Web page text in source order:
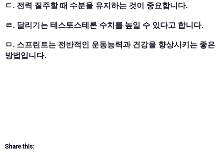
ㄷ. 전력 질주할 때 수분을 유지하는 것이 중요합니다.
ㄹ. 달리기는 테스토스테론 수치를 높일 수 있다고 합니다.
ㅁ. 스프린트는 전반적인 운동능력과 건강을 향상시키는 좋은
방법입니다.
Share this: